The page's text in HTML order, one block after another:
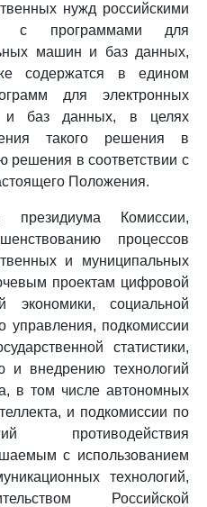
нужд российскими
с программами для
машин и баз данных,
содержатся в едином
для электронных
и баз данных, в целях
такого решения в
решения в соответствии с
Положения.
Комиссии,
процессов
и муниципальных
проектам цифровой
экономики, социальной
управления, подкомиссии
статистики,
и внедрению технологий
в том числе автономных
и подкомиссии по
противодействия
с использованием
технологий,
Российской